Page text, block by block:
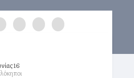
16